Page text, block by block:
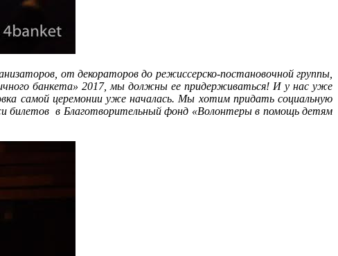
от декораторов до режиссерско-постановочной группы,
банкета» 2017, мы должны ее придерживаться! И у нас уже
самой церемонии уже началась. Мы хотим придать социальную
билетов в Благотворительный фонд «Волонтеры в помощь детям